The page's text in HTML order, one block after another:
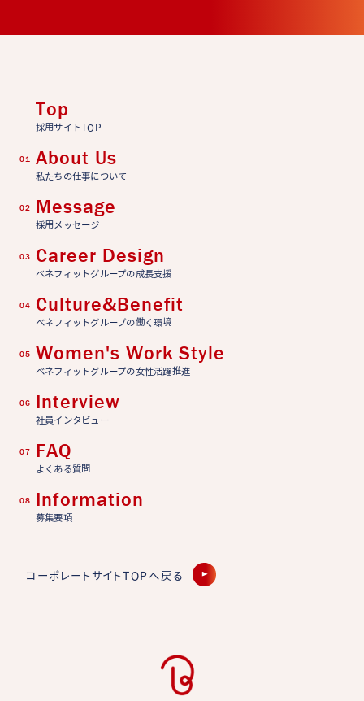
Top
採用サイトTOP
01 About Us
私たちの仕事について
02 Message
採用メッセージ
03 Career Design
ベネフィットグループの成長支援
04 Culture&Benefit
ベネフィットグループの働く環境
05 Women's Work Style
ベネフィットグループの女性活躍推進
06 Interview
社員インタビュー
07 FAQ
よくある質問
08 Information
募集要項
コーポレートサイトTOPへ戻る